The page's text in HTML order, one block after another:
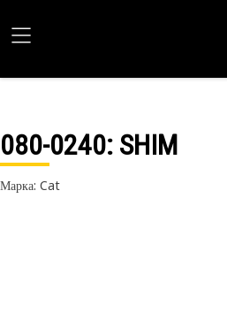
080-0240: SHIM
Марка: Cat